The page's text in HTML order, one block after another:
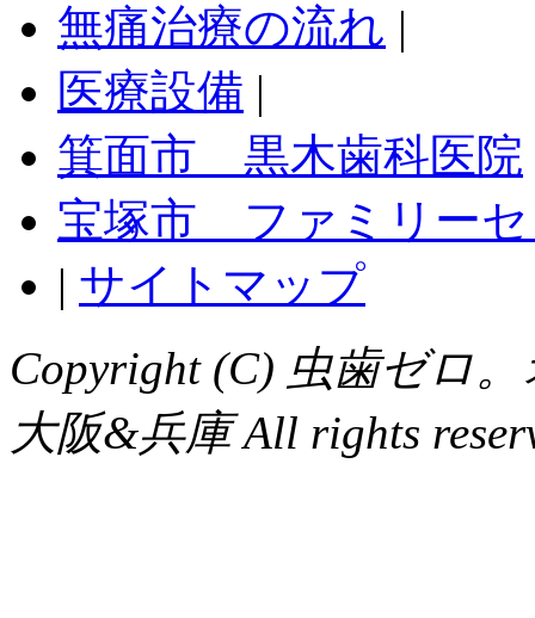
無痛治療の流れ |
医療設備 |
箕面市 黒木歯科医院
宝塚市 ファミリーセ
| サイトマップ
Copyright (C) 虫歯ゼロ
大阪&兵庫 All rights